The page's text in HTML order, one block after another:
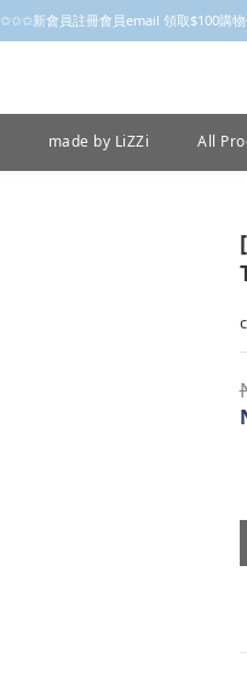
✩✩✩新會員註冊會員email 領取$100購
✩✩✩新會員註冊會員email 領取$100購
made by LiZZi All